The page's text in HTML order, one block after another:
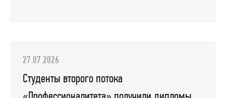
27.07.2026
Студенты второго потока